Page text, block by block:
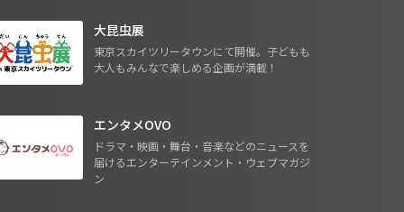
大昆虫展
東京スカイツリータウンにて開催。子どもも
大人もみんなで楽しめる企画が満載！
エンタメOVO
ドラマ・映画・舞台・音楽などのニュースを
届けるエンターテインメント・ウェブマガジ
ン